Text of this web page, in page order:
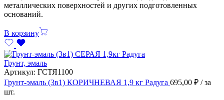
металлических поверхностей и других подготовленных
оснований.
В корзину
Грунт, эмаль
Артикул: ГСТЯ1100
Грунт-эмаль (3в1) КОРИЧНЕВАЯ 1,9 кг Радуга 695,00 ₽ / за
шт.